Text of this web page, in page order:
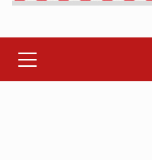
Menu